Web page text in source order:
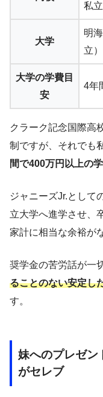
私立
大学
明
立）
大学の学費目
安
4年
クラーク記念国際高
制ですが、それでも
間で400万円以上の
ジャニーズJr.として
立大学へ進学させ、
家計に相当な余裕が
奨学金の苦労話が一
ることのない安定し
す。
妹へのプレゼン
がセレブ